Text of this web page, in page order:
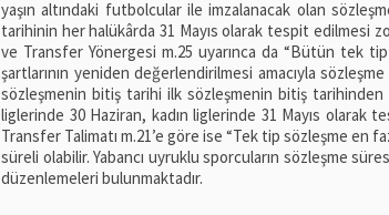
yaşın altındaki futbolcular ile imzalanacak olan
tarihinin her halükârda 31 Mayıs olarak tespit edilmesi
ve Transfer Yönergesi m.25 uyarınca da “Bütün tek
şartlarının yeniden değerlendirilmesi amacıyla
sözleşmenin bitiş tarihi ilk sözleşmenin bitiş
liglerinde 30 Haziran, kadın liglerinde 31 Mayıs olarak
Transfer Talimatı m.21’e göre ise “Tek tip sözleşme en
süreli olabilir. Yabancı uyruklu sporcuların sözleşme
düzenlemeleri bulunmaktadır.